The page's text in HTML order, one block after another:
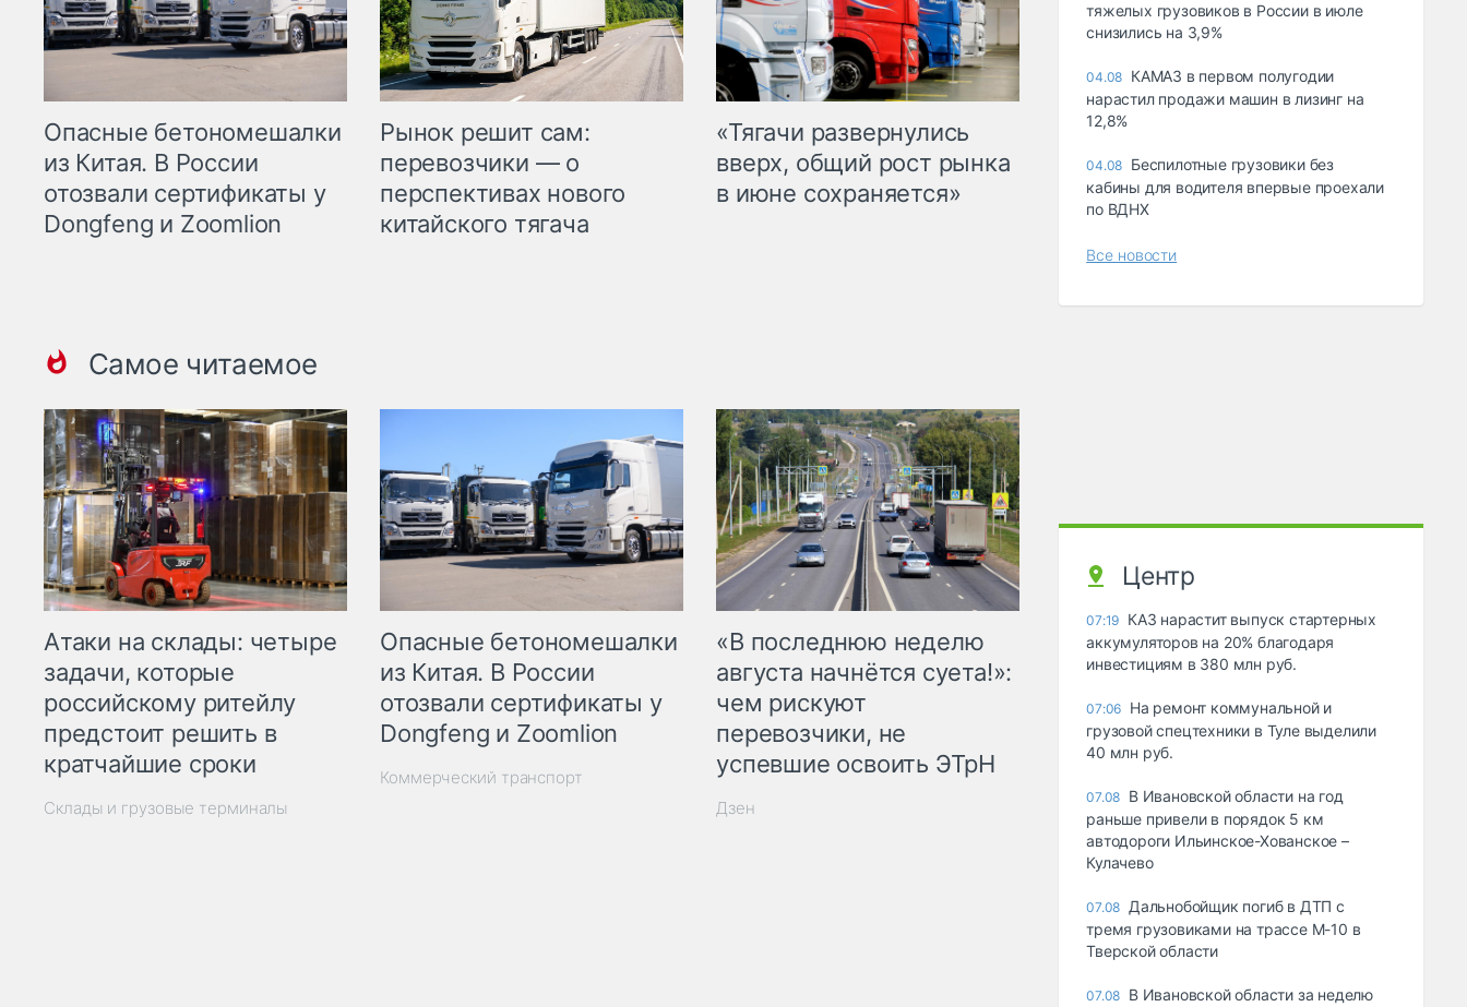
Опасные бетономешалки
из Китая. В России
отозвали сертификаты у
Dongfeng и Zoomlion
Рынок решит сам:
перевозчики — о
перспективах нового
китайского тягача
«Тягачи развернулись
вверх, общий рост рынка
в июне сохраняется»
Самое читаемое
Атаки на склады: четыре
задачи, которые
российскому ритейлу
предстоит решить в
кратчайшие сроки
Склады и грузовые терминалы
Опасные бетономешалки
из Китая. В России
отозвали сертификаты у
Dongfeng и Zoomlion
Коммерческий транспорт
«В последнюю неделю
августа начнётся суета!»:
чем рискуют
перевозчики, не
успевшие освоить ЭТрН
Дзен
тяжелых грузовиков в России в июле
снизились на 3,9%
04.08 КАМАЗ в первом полугодии
нарастил продажи машин в лизинг на
12,8%
04.08 Беспилотные грузовики без
кабины для водителя впервые проехали
по ВДНХ
Все новости
Центр
07:19 КАЗ нарастит выпуск стартерных
аккумуляторов на 20% благодаря
инвестициям в 380 млн руб.
07:06 На ремонт коммунальной и
грузовой спецтехники в Туле выделили
40 млн руб.
07.08 В Ивановской области на год
раньше привели в порядок 5 км
автодороги Ильинское-Хованское –
Кулачево
07.08 Дальнобойщик погиб в ДТП с
тремя грузовиками на трассе М-10 в
Тверской области
07.08 В Ивановской области за неделю